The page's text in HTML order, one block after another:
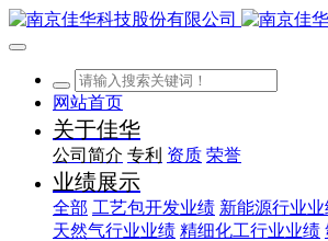
网站首页
关于佳华
公司简介 专利 资质 荣誉
业绩展示
全部 工艺包开发业绩 新能源行业业
天然气行业业绩 精细化工行业业绩